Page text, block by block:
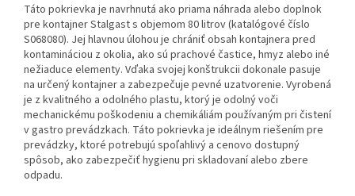
Táto pokrievka je navrhnutá ako priama náhrada alebo doplnok
pre kontajner Stalgast s objemom 80 litrov (katalógové číslo
S068080). Jej hlavnou úlohou je chrániť obsah kontajnera pred
kontamináciou z okolia, ako sú prachové častice, hmyz alebo iné
nežiaduce elementy. Vďaka svojej konštrukcii dokonale pasuje
na určený kontajner a zabezpečuje pevné uzatvorenie. Vyrobená
je z kvalitného a odolného plastu, ktorý je odolný voči
mechanickému poškodeniu a chemikáliám používaným pri čistení
v gastro prevádzkach. Táto pokrievka je ideálnym riešením pre
prevádzky, ktoré potrebujú spoľahlivý a cenovo dostupný
spôsob, ako zabezpečiť hygienu pri skladovaní alebo zbere
odpadu.